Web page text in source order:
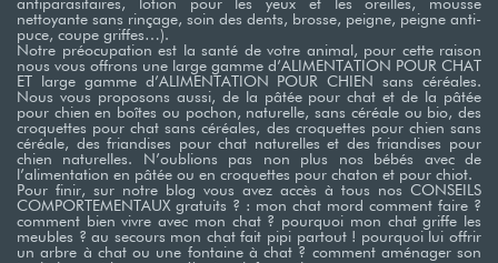
antiparasitaires, lotion pour les yeux et les oreilles, mousse
nettoyante sans rinçage, soin des dents, brosse, peigne, peigne anti-
puce, coupe griffes…). ​
Notre préocupation est la santé de votre animal, pour cette raison
nous vous offrons une large gamme d’ALIMENTATION POUR CHAT
ET large gamme d’ALIMENTATION POUR CHIEN sans céréales.
Nous vous proposons aussi, de la pâtée pour chat et de la pâtée
pour chien en boîtes ou pochon, naturelle, sans céréale ou bio, des
croquettes pour chat sans céréales, des croquettes pour chien sans
céréale, des friandises pour chat naturelles et des friandises pour
chien naturelles. N’oublions pas non plus nos bébés avec de
l’alimentation en pâtée ou en croquettes pour chaton et pour chiot. ​
Pour finir, sur notre blog vous avez accès à tous nos CONSEILS
COMPORTEMENTAUX gratuits ? : mon chat mord comment faire ?
comment bien vivre avec mon chat ? pourquoi mon chat griffe les
meubles ? au secours mon chat fait pipi partout ! pourquoi lui offrir
un arbre à chat ou une fontaine à chat ? comment aménager son